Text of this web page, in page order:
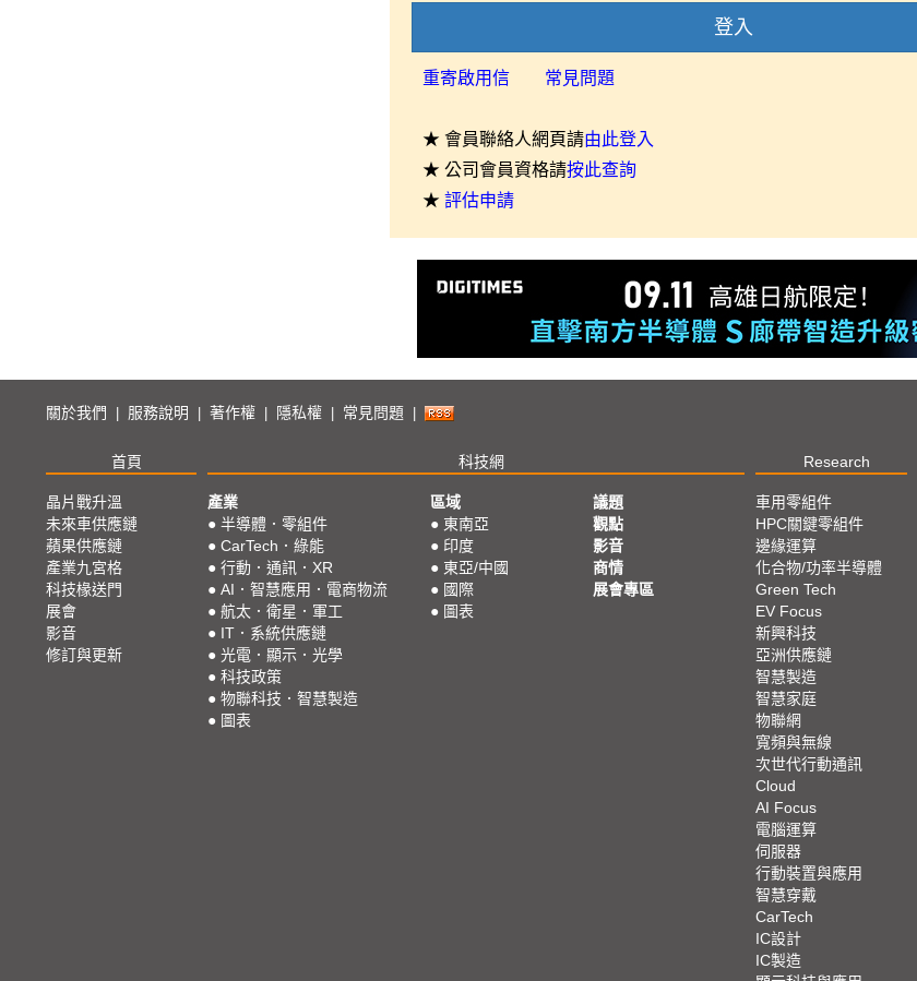
登入
重寄啟用信 常見問題
★ 會員聯絡人網頁請由此登入
★ 公司會員資格請按此查詢
★ 評估申請
關於我們 服務說明 著作權 隱私權 常見問題
首頁 科技網 Research
晶片戰升溫
未來車供應鏈
蘋果供應鏈
產業九宮格
科技椽送門
展會
影音
修訂與更新
產業
● 半導體．零組件
● CarTech．綠能
● 行動．通訊．XR
● AI．智慧應用．電商物流
● 航太．衛星．軍工
● IT．系統供應鏈
● 光電．顯示．光學
● 科技政策
● 物聯科技．智慧製造
● 圖表
區域
● 東南亞
● 印度
● 東亞/中國
● 國際
● 圖表
議題
觀點
影音
商情
展會專區
車用零組件
HPC關鍵零組件
邊緣運算
化合物/功率半導體
Green Tech
EV Focus
新興科技
亞洲供應鏈
智慧製造
智慧家庭
物聯網
寬頻與無線
次世代行動通訊
Cloud
AI Focus
電腦運算
伺服器
行動裝置與應用
智慧穿戴
CarTech
IC設計
IC製造